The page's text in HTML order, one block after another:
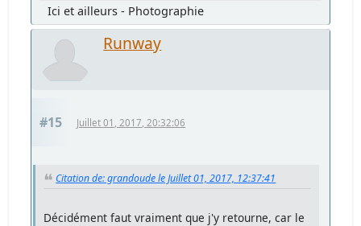
Ici et ailleurs - Photographie
Runway
#15 Juillet 01, 2017, 20:32:06
Citation de: grandoude le Juillet 01, 2017, 12:37:41
Décidément faut vraiment que j'y retourne, car le